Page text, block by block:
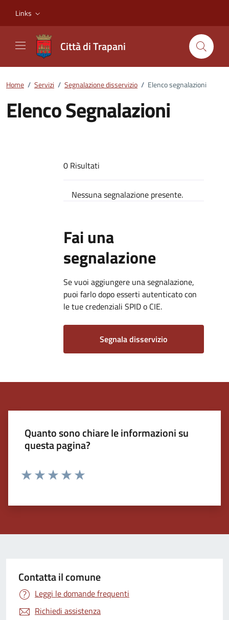
Links
Città di Trapani
Home / Servizi / Segnalazione disservizio / Elenco segnalazioni
Elenco Segnalazioni
0 Risultati
Nessuna segnalazione presente.
Fai una
segnalazione
Se vuoi aggiungere una segnalazione,
puoi farlo dopo esserti autenticato con
le tue credenziali SPID o CIE.
Segnala disservizio
Quanto sono chiare le informazioni su
questa pagina?
Contatta il comune
Leggi le domande frequenti
Richiedi assistenza